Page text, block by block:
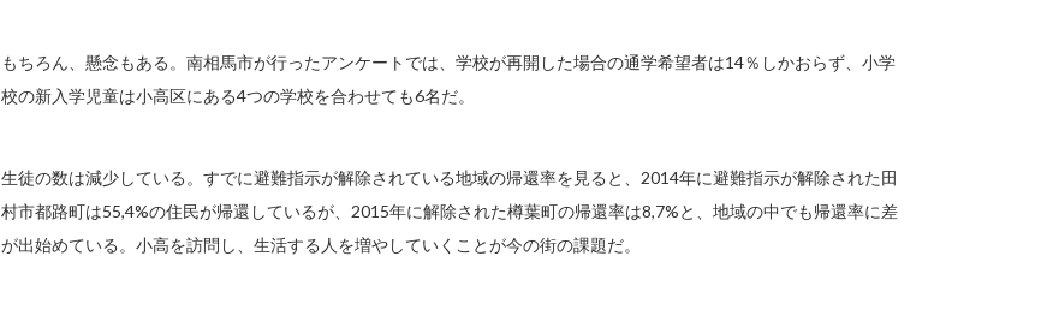
もちろん、懸念もある。南相馬市が行ったアンケートでは、学校が再開した場合の通学希望者は14％しかおらず、小学
校の新入学児童は小高区にある4つの学校を合わせても6名だ。
生徒の数は減少している。すでに避難指示が解除されている地域の帰還率を見ると、2014年に避難指示が解除された田
村市都路町は55,4%の住民が帰還しているが、2015年に解除された樽葉町の帰還率は8,7%と、地域の中でも帰還率に差
が出始めている。小高を訪問し、生活する人を増やしていくことが今の街の課題だ。